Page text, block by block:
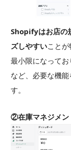
Shopifyはお店の
ズしやすいこと
最小限になって
など、必要な機
す。
②在庫マネジメン